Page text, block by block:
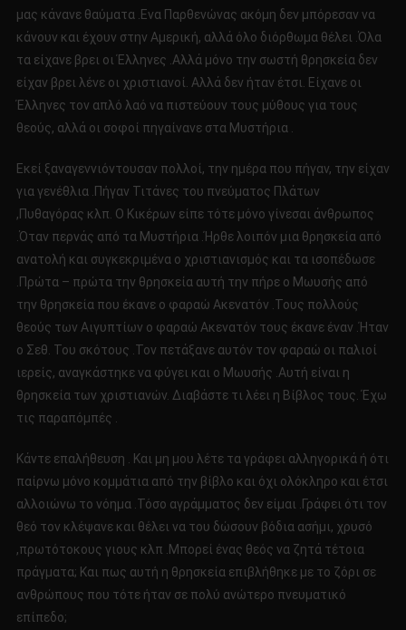
μας κάνανε θαύματα .Ενα Παρθενώνας ακόμη δεν μπόρεσαν να
κάνουν και έχουν στην Αμερική, αλλά όλο διόρθωμα θέλει .Όλα
τα είχανε βρει οι Έλληνες .Αλλά μόνο την σωστή θρησκεία δεν
είχαν βρει λένε οι χριστιανοί. Αλλά δεν ήταν έτσι. Είχανε οι
Έλληνες τον απλό λαό να πιστεύουν τους μύθους για τους
θεούς, αλλά οι σοφοί πηγαίνανε στα Μυστήρια .
Εκεί ξαναγεννιόντουσαν πολλοί, την ημέρα που πήγαν, την είχαν
για γενέθλια .Πήγαν Τιτάνες του πνεύματος Πλάτων
,Πυθαγόρας κλπ. Ο Κικέρων είπε τότε μόνο γίνεσαι άνθρωπος
.Όταν περνάς από τα Μυστήρια .Ήρθε λοιπόν μια θρησκεία από
ανατολή και συγκεκριμένα ο χριστιανισμός και τα ισοπέδωσε
.Πρώτα – πρώτα την θρησκεία αυτή την πήρε ο Μωυσής από
την θρησκεία που έκανε ο φαραώ Ακενατόν .Τους πολλούς
θεούς των Αιγυπτίων ο φαραώ Ακενατόν τους έκανε έναν .Ήταν
ο Σεθ. Του σκότους .Τον πετάξανε αυτόν τον φαραώ οι παλιοί
ιερείς, αναγκάστηκε να φύγει και ο Μωυσής .Αυτή είναι η
θρησκεία των χριστιανών. Διαβάστε τι λέει η Βίβλος τους. Έχω
τις παραπόμπές .
Κάντε επαλήθευση . Και μη μου λέτε τα γράφει αλληγορικά ή ότι
παίρνω μόνο κομμάτια από την βίβλο και όχι ολόκληρο και έτσι
αλλοιώνω το νόημα .Τόσο αγράμματος δεν είμαι .Γράφει ότι τον
θεό τον κλέψανε και θέλει να του δώσουν βόδια ασήμι, χρυσό
,πρωτότοκους γιους κλπ .Μπορεί ένας θεός να ζητά τέτοια
πράγματα; Και πως αυτή η θρησκεία επιβλήθηκε με το ζόρι σε
ανθρώπους που τότε ήταν σε πολύ ανώτερο πνευματικό
επίπεδο;